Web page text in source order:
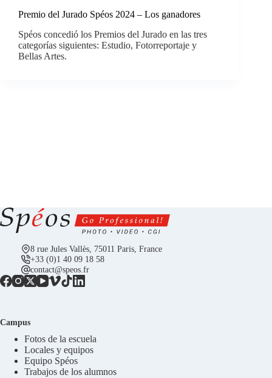
Premio del Jurado Spéos 2024 – Los ganadores
Spéos concedió los Premios del Jurado en las tres
categorías siguientes: Estudio, Fotorreportaje y
Bellas Artes.
8 rue Jules Vallès, 75011 Paris, France
+33 (0)1 40 09 18 58
contact@speos.fr
Campus
Fotos de la escuela
Locales y equipos
Equipo Spéos
Trabajos de los alumnos